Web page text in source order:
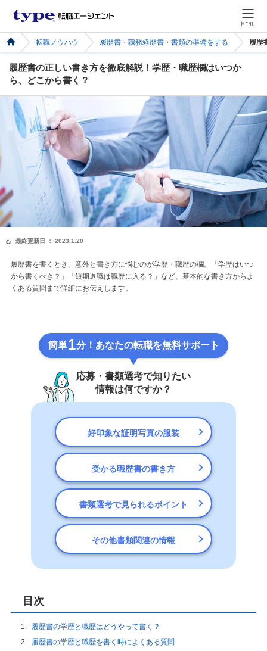
MENU
転職ノウハウ 履歴書・職務経歴書・書類の準備をする 履歴
履歴書の正しい書き方を徹底解説！学歴・職歴欄はいつか
ら、どこから書く？
最終更新日 ： 2023.1.20
履歴書を書くとき、意外と書き方に悩むのが学歴・職歴の欄。「学歴はいつ
から書くべき？」「短期退職は職歴に入る？」など、基本的な書き方からよ
くある質問まで詳細にお伝えします。
簡単1分！あなたの転職を無料サポート
応募・書類選考で知りたい
情報は何ですか？
好印象な証明写真の服装
受かる職歴書の書き方
書類選考で見られるポイント
その他書類関連の情報
目次
履歴書の学歴と職歴はどうやって書く？
履歴書の学歴と職歴を書く時によくある質問